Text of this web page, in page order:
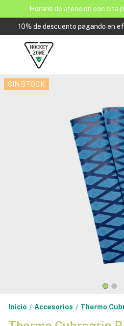
Horario de atención con cita
10% de descuento pagando en
SIN STOCK
Inicio / Accesorios / Thermo